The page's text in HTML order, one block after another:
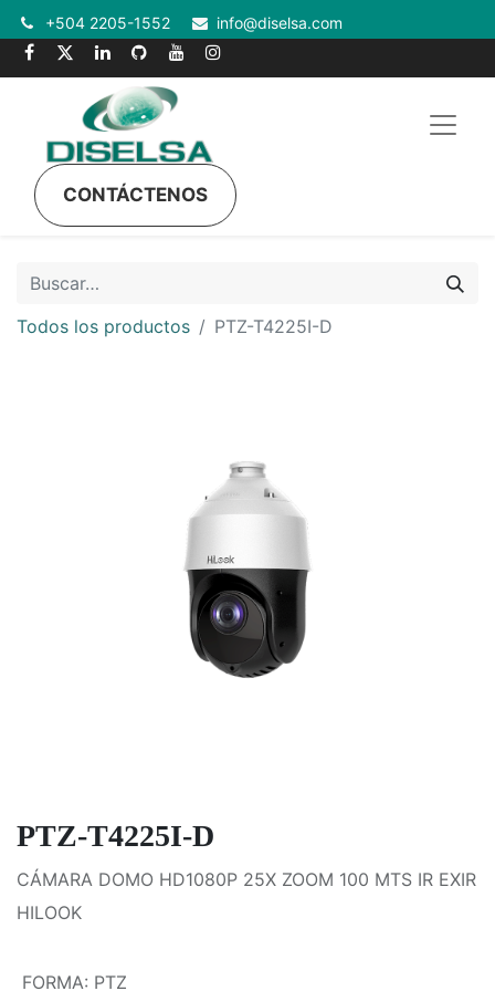
+504 2205-1552 info@diselsa.com
CONTÁCTENOS
Todos los productos PTZ-T4225I-D
PTZ-T4225I-D
CÁMARA DOMO HD1080P 25X ZOOM 100 MTS IR EXIR
HILOOK
FORMA: PTZ